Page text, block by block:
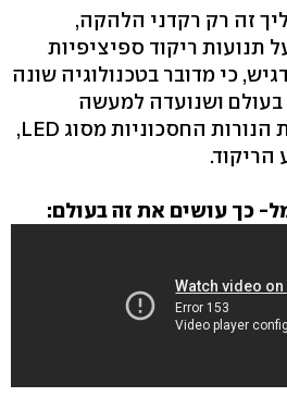
זה רק רקדני הלהקה,
תנועות ריקוד ספיציפיות
כי מדובר בטכנולוגיה שונה
ושנועדה למעשה
להדגים עד כמה יעילות הנורות החסכוניות מסוג LED,
כך עושים את זה בעולם: